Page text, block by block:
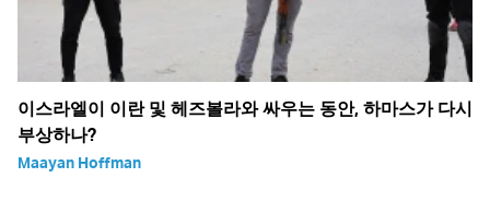
이스라엘이 이란 및 헤즈볼라와 싸우는 동안, 하마스가 다시
부상하나?
Maayan Hoffman